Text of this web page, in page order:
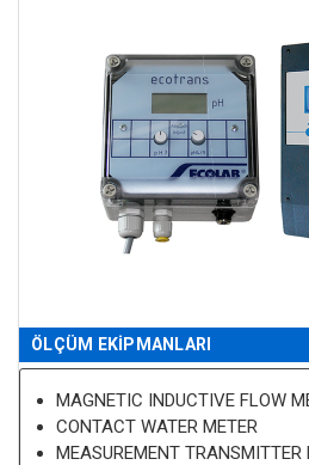
ÖLÇÜM EKIPMANLARI
MAGNETIC INDUCTIVE FLOW
CONTACT WATER METER
MEASUREMENT TRANSMITTER